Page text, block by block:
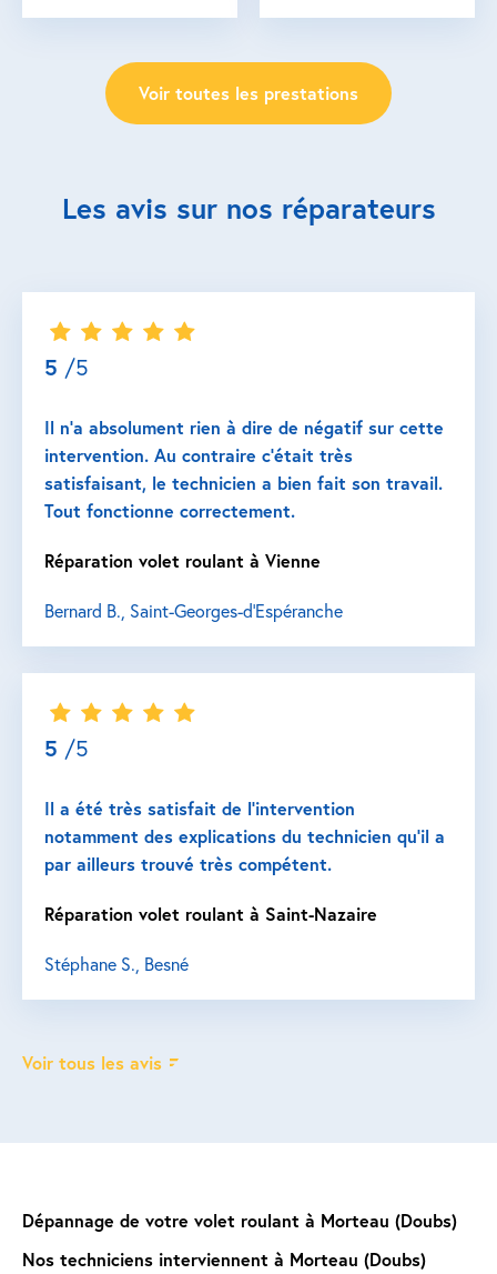
Dépannage de votre volet roulant à Morteau (Doubs)
Nos techniciens interviennent à Morteau (Doubs)
Voir toutes les prestations
Les avis sur nos réparateurs
5 /5
Il n’a absolument rien à dire de négatif sur cette
intervention. Au contraire c’était très
satisfaisant, le technicien a bien fait son travail.
Tout fonctionne correctement.
Réparation volet roulant à Vienne
Bernard B., Saint-Georges-d'Espéranche
5 /5
Il a été très satisfait de l’intervention
notamment des explications du technicien qu’il a
par ailleurs trouvé très compétent.
Réparation volet roulant à Saint-Nazaire
Stéphane S., Besné
Voir tous les avis